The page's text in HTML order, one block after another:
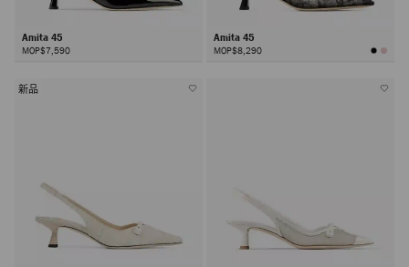
Amita 45
MOP$7,590
Amita 45
MOP$8,290
新品